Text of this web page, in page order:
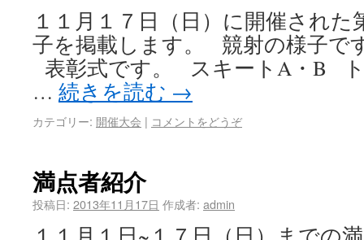
１１月１７日（日）に開催された
子を掲載します。 競射の様子で
表彰式です。 スキートA・B
… 続きを読む →
カテゴリー: 開催大会 | コメントをどうぞ
満点者紹介
投稿日: 2013年11月17日 作成者: admin